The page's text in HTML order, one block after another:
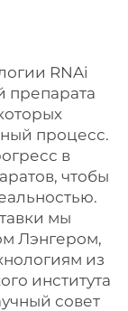
RNAi
препарата
процесс.
в
чтобы
мы
Лэнгером,
из
института
совет